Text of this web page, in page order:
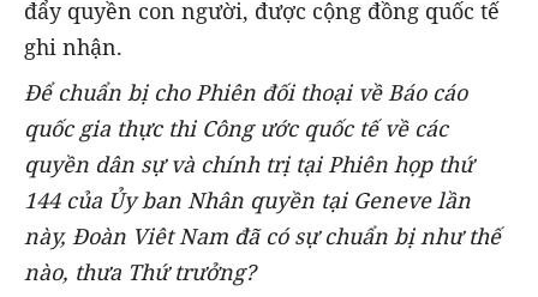
đẩy quyền con người, được cộng đồng quốc tế
ghi nhận.
Đểchuẩn bị cho Phiên đối thoại về Báo cáo
quốc gia thực thi Công ước quốc tế về các
quyền dân sự và chính trị tại Phiên họp thứ
144 của Ủy ban Nhân quyền tại Geneve lần
này, Đoàn Viêt Nam đã có sự chuẩn bị như thế
nào, thưa Thứ trưởng?